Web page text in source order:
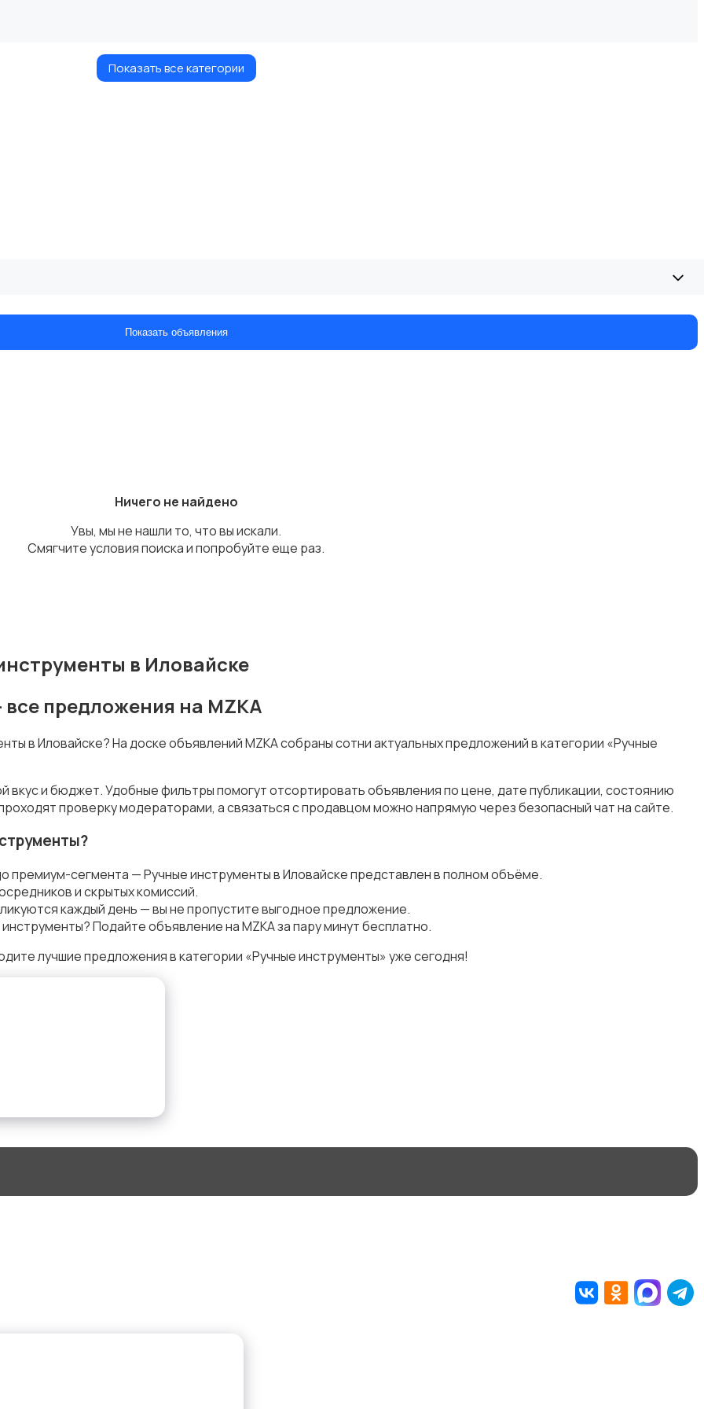
Показать все категории
Показать объявления
Ничего не найдено
Увы, мы не нашли то, что вы искали.
Смягчите условия поиска и попробуйте еще раз.
в Иловайске
предложения на MZKA
в Иловайске? На доске объявлений MZKA собраны сотни актуальных предложений в категории «Ручные
вкус и бюджет. Удобные фильтры помогут отсортировать объявления по цене, дате публикации, состоянию
проверку модераторами, а связаться с продавцом можно напрямую через безопасный чат на сайте.
премиум-сегмента — Ручные инструменты в Иловайске представлен в полном объёме.
и скрытых комиссий.
каждый день — вы не пропустите выгодное предложение.
Подайте объявление на MZKA за пару минут бесплатно.
лучшие предложения в категории «Ручные инструменты» уже сегодня!